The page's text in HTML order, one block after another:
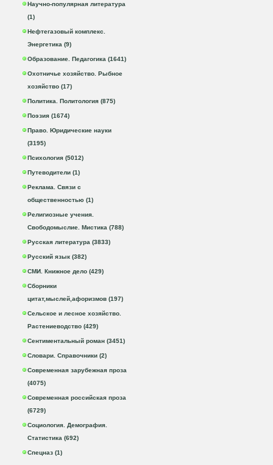
Научно-популярная литература
(1)
Нефтегазовый комплекс.
Энергетика (9)
Образование. Педагогика (1641)
Охотничье хозяйство. Рыбное
хозяйство (17)
Политика. Политология (875)
Поэзия (1674)
Право. Юридические науки
(3195)
Психология (5012)
Путеводители (1)
Реклама. Связи с
общественностью (1)
Религиозные учения.
Свободомыслие. Мистика (788)
Русская литература (3833)
Русский язык (382)
СМИ. Книжное дело (429)
Сборники
цитат,мыслей,афоризмов (197)
Сельское и лесное хозяйство.
Растениеводство (429)
Сентиментальный роман (3451)
Словари. Справочники (2)
Современная зарубежная проза
(4075)
Современная российская проза
(6729)
Социология. Демография.
Статистика (692)
Спецназ (1)